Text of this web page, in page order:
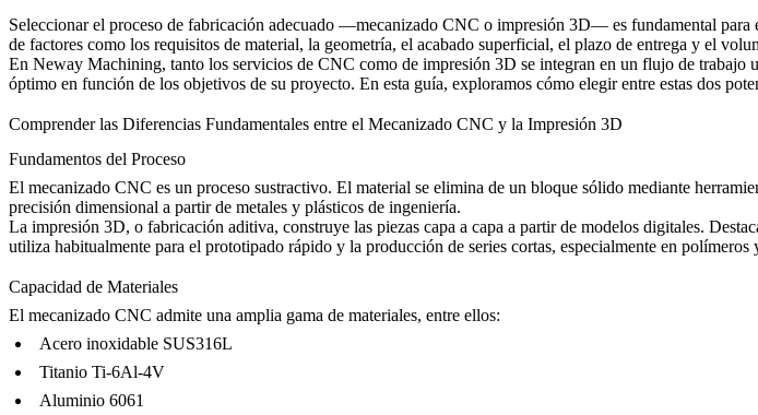
Seleccionar el proceso de fabricación adecuado —mecanizado CNC o impresión 3D— es fundamental
de factores como los requisitos de material, la geometría, el acabado superficial, el plazo de entrega y el
En Neway Machining, tanto los servicios de CNC como de impresión 3D se integran en un flujo de trabajo
óptimo en función de los objetivos de su proyecto. En esta guía, exploramos cómo elegir entre estas dos
Comprender las Diferencias Fundamentales entre el Mecanizado CNC y la Impresión 3D
Fundamentos del Proceso
El mecanizado CNC es un proceso sustractivo. El material se elimina de un bloque sólido mediante
precisión dimensional a partir de metales y plásticos de ingeniería.
La impresión 3D, o fabricación aditiva, construye las piezas capa a capa a partir de modelos digitales.
utiliza habitualmente para el prototipado rápido y la producción de series cortas, especialmente en polímeros
Capacidad de Materiales
El mecanizado CNC admite una amplia gama de materiales, entre ellos:
Acero inoxidable SUS316L
Titanio Ti-6Al-4V
Aluminio 6061